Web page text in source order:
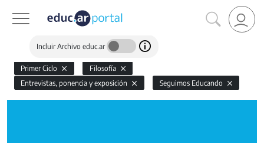
Incluir Archivo educ.ar
Primer Ciclo
Filosofía
Entrevistas, ponencia y exposición
Seguimos Educando